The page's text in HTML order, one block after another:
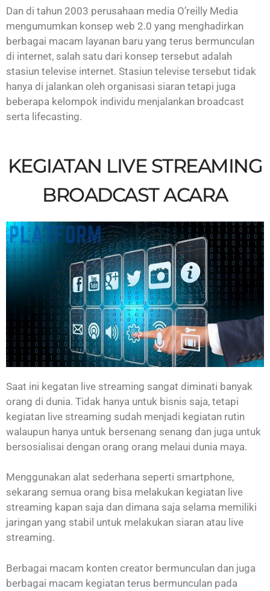
Dan di tahun 2003 perusahaan media O’reilly Media
mengumumkan konsep web 2.0 yang menghadirkan
berbagai macam layanan baru yang terus bermunculan
di internet, salah satu dari konsep tersebut adalah
stasiun televise internet. Stasiun televise tersebut tidak
hanya di jalankan oleh organisasi siaran tetapi juga
beberapa kelompok individu menjalankan broadcast
serta lifecasting.
KEGIATAN LIVE STREAMING
BROADCAST ACARA
Saat ini kegatan live streaming sangat diminati banyak
orang di dunia. Tidak hanya untuk bisnis saja, tetapi
kegiatan live streaming sudah menjadi kegiatan rutin
walaupun hanya untuk bersenang senang dan juga untuk
bersosialisai dengan orang orang melaui dunia maya.
Menggunakan alat sederhana seperti smartphone,
sekarang semua orang bisa melakukan kegiatan live
streaming kapan saja dan dimana saja selama memiliki
jaringan yang stabil untuk melakukan siaran atau live
streaming.
Berbagai macam konten creator bermunculan dan juga
berbagai macam kegiatan terus bermunculan pada